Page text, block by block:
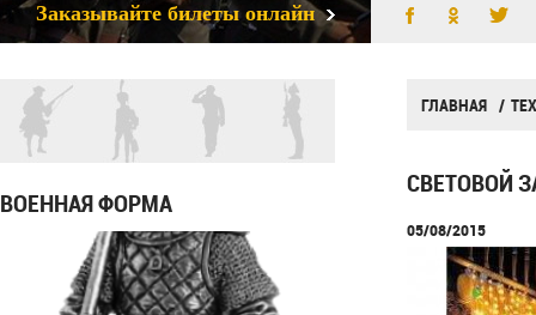
Заказывайте билеты онлайн
ВОЕННАЯ ФОРМА
ГЛАВНАЯ
СВЕТОВОЙ
05/08/2015